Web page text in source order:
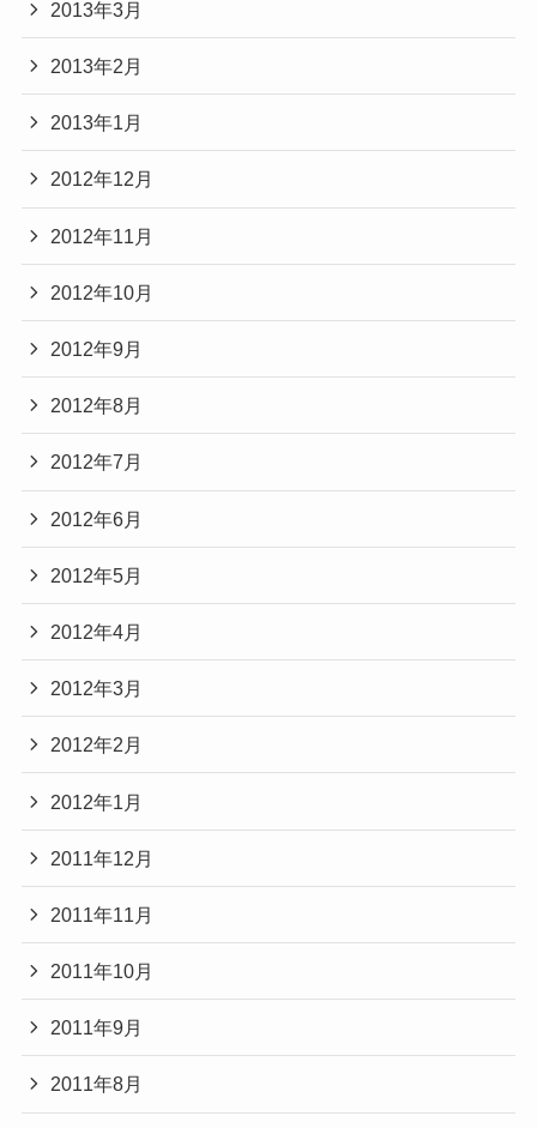
2013年3月
2013年2月
2013年1月
2012年12月
2012年11月
2012年10月
2012年9月
2012年8月
2012年7月
2012年6月
2012年5月
2012年4月
2012年3月
2012年2月
2012年1月
2011年12月
2011年11月
2011年10月
2011年9月
2011年8月